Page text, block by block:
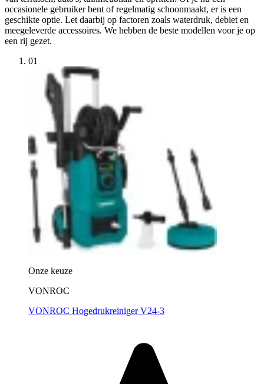
occasionele gebruiker bent of regelmatig schoonmaakt, er is een
geschikte optie. Let daarbij op factoren zoals waterdruk, debiet en
meegeleverde accessoires. We hebben de beste modellen voor je op
een rij gezet.
01
Onze keuze
VONROC
VONROC Hogedrukreiniger V24-3